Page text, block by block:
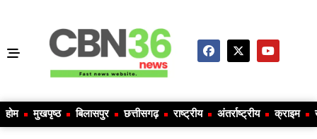
होम मुखपृष्ठ बिलासपुर छत्तीसगढ़ राष्ट्रीय अंतर्राष्ट्रीय क्राइम